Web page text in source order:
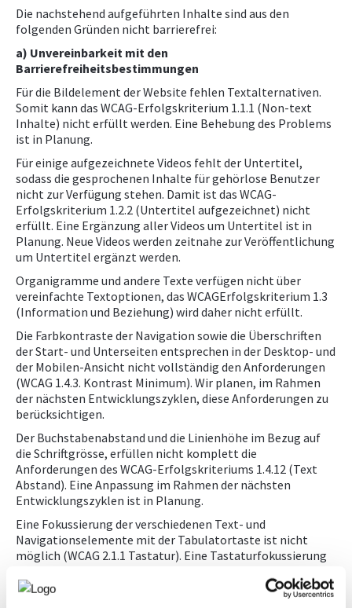
Die nachstehend aufgeführten Inhalte sind aus den
folgenden Gründen nicht barrierefrei:
a) Unvereinbarkeit mit den
Barrierefreiheitsbestimmungen
Für die Bildelement der Website fehlen Textalternativen.
Somit kann das WCAG-Erfolgskriterium 1.1.1 (Non-text
Inhalte) nicht erfüllt werden. Eine Behebung des Problems
ist in Planung.
Für einige aufgezeichnete Videos fehlt der Untertitel,
sodass die gesprochenen Inhalte für gehörlose Benutzer
nicht zur Verfügung stehen. Damit ist das WCAG-
Erfolgskriterium 1.2.2 (Untertitel aufgezeichnet) nicht
erfüllt. Eine Ergänzung aller Videos um Untertitel ist in
Planung. Neue Videos werden zeitnahe zur Veröffentlichung
um Untertitel ergänzt werden.
Organigramme und andere Texte verfügen nicht über
vereinfachte Textoptionen, das WCAGErfolgskriterium 1.3
(Information und Beziehung) wird daher nicht erfüllt.
Die Farbkontraste der Navigation sowie die Überschriften
der Start- und Unterseiten entsprechen in der Desktop- und
der Mobilen-Ansicht nicht vollständig den Anforderungen
(WCAG 1.4.3. Kontrast Minimum). Wir planen, im Rahmen
der nächsten Entwicklungszyklen, diese Anforderungen zu
berücksichtigen.
Der Buchstabenabstand und die Linienhöhe im Bezug auf
die Schriftgrösse, erfüllen nicht komplett die
Anforderungen des WCAG-Erfolgskriteriums 1.4.12 (Text
Abstand). Eine Anpassung im Rahmen der nächsten
Entwicklungszyklen ist in Planung.
Eine Fokussierung der verschiedenen Text- und
Navigationselemente mit der Tabulatortaste ist nicht
möglich (WCAG 2.1.1 Tastatur). Eine Tastaturfokussierung
finden.